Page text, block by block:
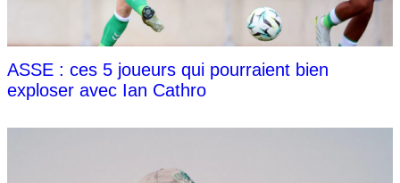
ASSE : ces 5 joueurs qui pourraient bien
exploser avec Ian Cathro